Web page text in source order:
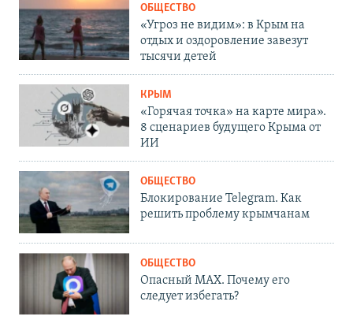
ОБЩЕСТВО
«Угроз не видим»: в Крым на
отдых и оздоровление завезут
тысячи детей
КРЫМ
«Горячая точка» на карте мира».
8 сценариев будущего Крыма от
ИИ
ОБЩЕСТВО
Блокирование Telegram. Как
решить проблему крымчанам
ОБЩЕСТВО
Опасный MAX. Почему его
следует избегать?